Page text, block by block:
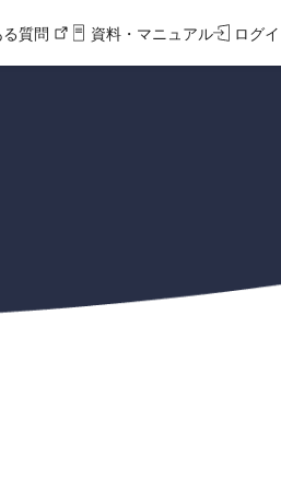
質問 資料・マニュアル ログ